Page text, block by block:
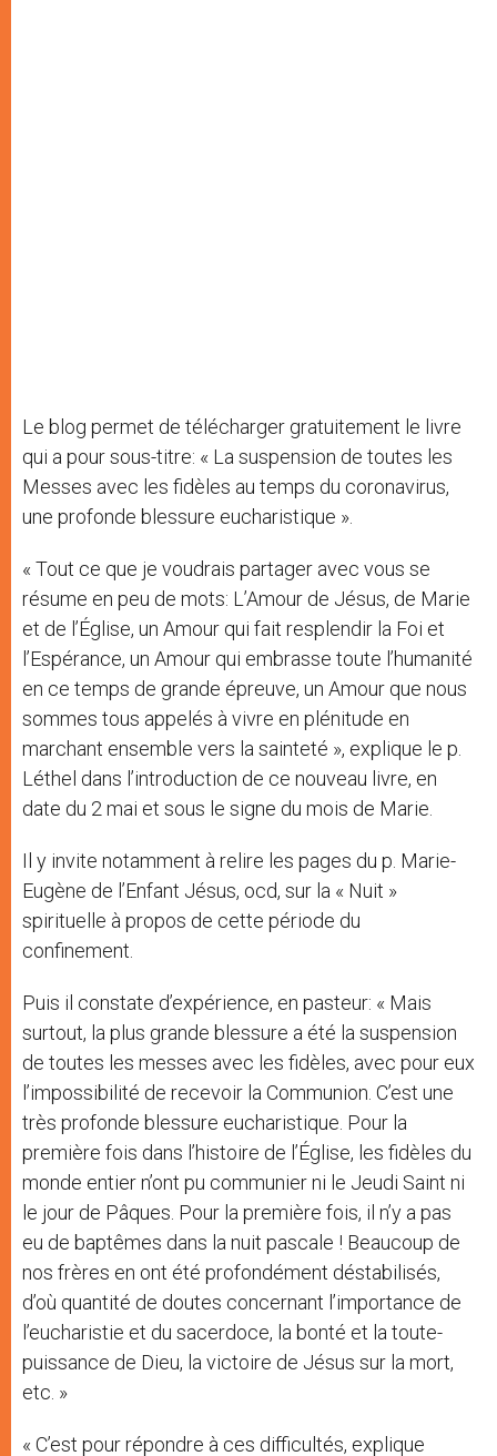
Le blog permet de télécharger gratuitement le livre
qui a pour sous-titre: « La suspension de toutes les
Messes avec les fidèles au temps du coronavirus,
une profonde blessure eucharistique ».
« Tout ce que je voudrais partager avec vous se
résume en peu de mots: L’Amour de Jésus, de Marie
et de l’Église, un Amour qui fait resplendir la Foi et
l’Espérance, un Amour qui embrasse toute l’humanité
en ce temps de grande épreuve, un Amour que nous
sommes tous appelés à vivre en plénitude en
marchant ensemble vers la sainteté », explique le p.
Léthel dans l’introduction de ce nouveau livre, en
date du 2 mai et sous le signe du mois de Marie.
Il y invite notamment à relire les pages du p. Marie-
Eugène de l’Enfant Jésus, ocd, sur la « Nuit »
spirituelle à propos de cette période du
confinement.
Puis il constate d’expérience, en pasteur: « Mais
surtout, la plus grande blessure a été la suspension
de toutes les messes avec les fidèles, avec pour eux
l’impossibilité de recevoir la Communion. C’est une
très profonde blessure eucharistique. Pour la
première fois dans l’histoire de l’Église, les fidèles du
monde entier n’ont pu communier ni le Jeudi Saint ni
le jour de Pâques. Pour la première fois, il n’y a pas
eu de baptêmes dans la nuit pascale ! Beaucoup de
nos frères en ont été profondément déstabilisés,
d’où quantité de doutes concernant l’importance de
l’eucharistie et du sacerdoce, la bonté et la toute-
puissance de Dieu, la victoire de Jésus sur la mort,
etc. »
« C’est pour répondre à ces difficultés, explique